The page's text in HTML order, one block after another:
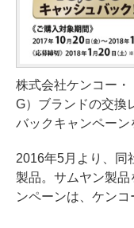
株式会社ケンコー
G）ブランドの交換
バックキャンペーン
2016年5月より、同
製品。サムヤン製
ンペーンは、ケンコ